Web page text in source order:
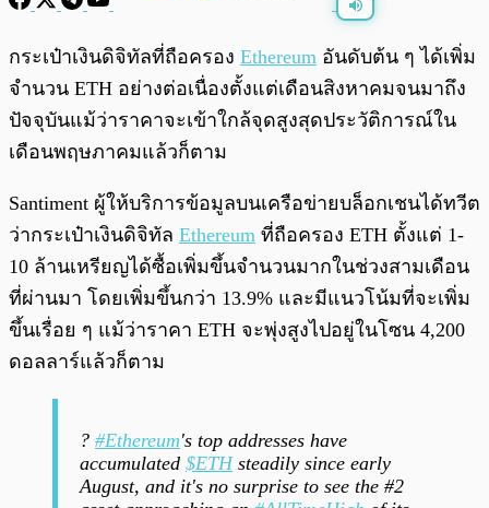
พร้อมเล่น 0:00 0:00
กระเป๋าเงินดิจิทัลที่ถือครอง Ethereum อันดับต้น ๆ ได้เพิ่ม
จำนวน ETH อย่างต่อเนื่องตั้งแต่เดือนสิงหาคมจนมาถึง
ปัจจุบันแม้ว่าราคาจะเข้าใกล้จุดสูงสุดประวัติการณ์ใน
เดือนพฤษภาคมแล้วก็ตาม
Santiment ผู้ให้บริการข้อมูลบนเครือข่ายบล็อกเชนได้ทวีต
ว่ากระเป๋าเงินดิจิทัล Ethereum ที่ถือครอง ETH ตั้งแต่ 1-
10 ล้านเหรียญได้ซื้อเพิ่มขึ้นจำนวนมากในช่วงสามเดือน
ที่ผ่านมา โดยเพิ่มขึ้นกว่า 13.9% และมีแนวโน้มที่จะเพิ่ม
ขึ้นเรื่อย ๆ แม้ว่าราคา ETH จะพุ่งสูงไปอยู่ในโซน 4,200
ดอลลาร์แล้วก็ตาม
? #Ethereum's top addresses have
accumulated $ETHsteadily since early
August, and it's no surprise to see the #2